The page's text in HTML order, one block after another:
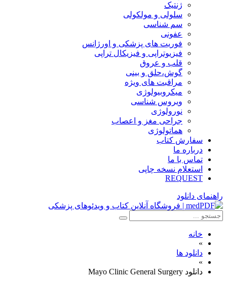
ژنتیک
سلولی و مولکولی
سم شناسی
عفونی
فوریت های پزشکی و اورژانس
فیزیوتراپی و فیزیکال تراپی
قلب و عروق
گوش،حلق و بینی
مراقبت های ویژه
میکروبیولوژی
ویروس شناسی
نورولوژی
جراحی مغز و اعصاب
هماتولوژی
سفارش کتاب
درباره ما
تماس با ما
استعلام نسخه چاپی
REQUEST
راهنمای دانلود
خانه
»
دانلود ها
»
دانلود Mayo Clinic General Surgery